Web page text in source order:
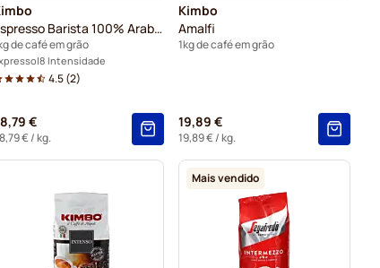
Espresso Barista 100% Arabica
de café em grão
8 Intensidade
4.5(2)
€
€/ kg.
Kimbo
Amalfi
1kg de café em grão
19,89 €
19,89 €/ kg.
Mais vendido